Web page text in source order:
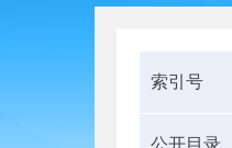
索引号
公开目录